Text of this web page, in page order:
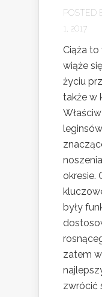
POSTED
1, 2017
Ciąża
wiąże
życiu
także w
okresie.
były
zatem
zwrócić